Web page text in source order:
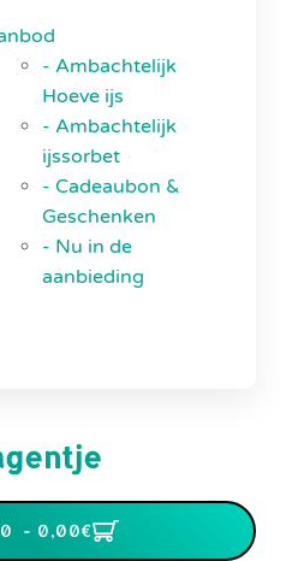
- Ambachtelijk
Hoeve ijs
- Ambachtelijk
ijssorbet
- Cadeaubon &
Geschenken
- Nu in de
aanbieding
0 - 0,00‎€